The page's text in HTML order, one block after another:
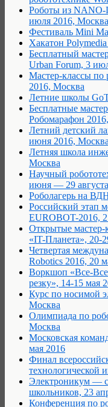
Роботы из NANO-
июля 2016, Москва
Фестиваль Mini
Хакатон
Бесплатный
Urban Forum, 3
Мастер-классы по
2016, Москва
Летние школы
Бесплатные
Робомарафон
Летний детский
июня 2016, Москва
Летняя школа
Москва
Научный
июня — 29
Роболагерь на
Российский этап
EUROBOT-2016,
Открытые
«IT-Планета», 20-
Четвертая
Robotics 2016, 20
Воркшоп «Все-
резку», 14-15 мая
Курс по носимой
Москва
Олимпиада по
Москва
Московская
мая 2016
Финал
технологической
Электроникум —
школьников, 23
Конференция по